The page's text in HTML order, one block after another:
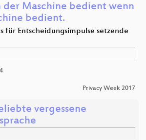
der Maschine bedient wenn
bedient.
für Entscheidungsimpulse setzende
Privacy Week 2017
vergessene